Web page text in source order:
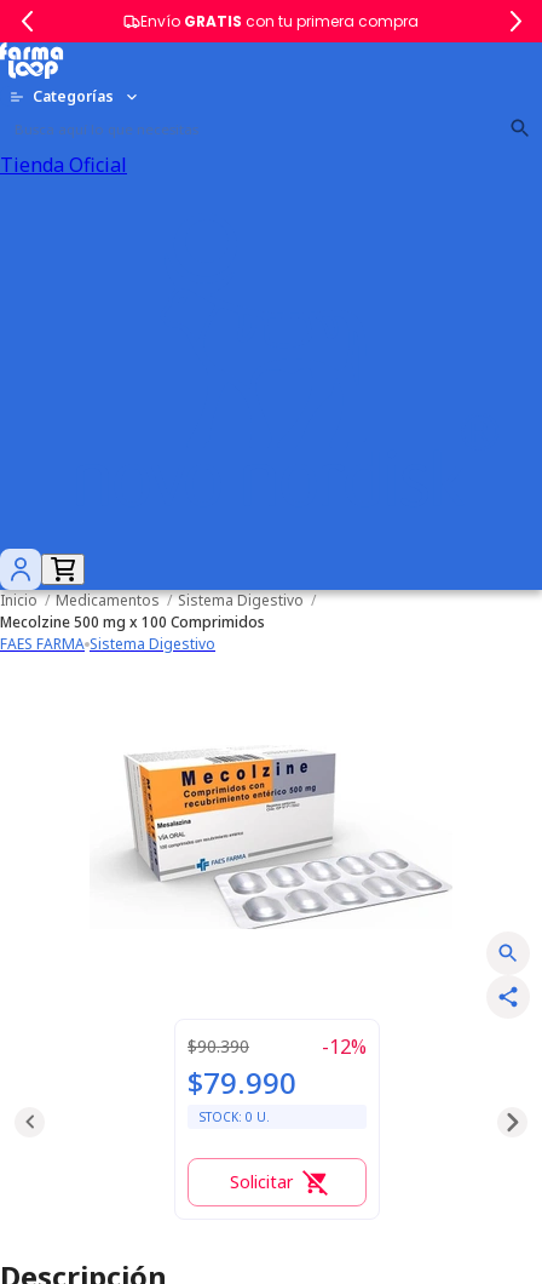
Envío GRATIS con tu primera compra
Categorías
Tienda Oficial
Inicio / Medicamentos / Sistema Digestivo /
Mecolzine 500 mg x 100 Comprimidos
FAES FARMA Sistema Digestivo
$90.390 -12%
$79.990
STOCK: 0 U.
Solicitar
Descripción